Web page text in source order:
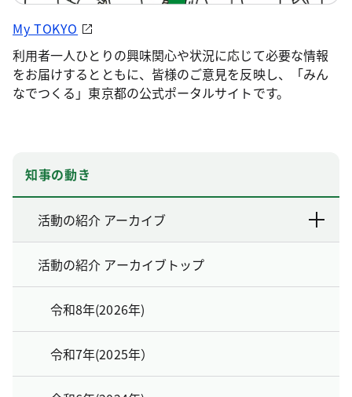
My TOKYO
利用者一人ひとりの興味関心や状況に応じて必要な情報
をお届けするとともに、皆様のご意見を反映し、「みん
なでつくる」東京都の公式ポータルサイトです。
知事の動き
活動の紹介 アーカイブ
活動の紹介 アーカイブトップ
令和8年(2026年)
令和7年(2025年）